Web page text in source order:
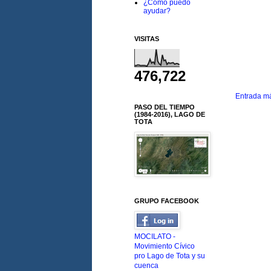
Entrada
¿Cómo puedo
ayudar?
VISITAS
476,722
PASO DEL TIEMPO
(1984-2016), LAGO DE
TOTA
GRUPO FACEBOOK
MOCILATO -
Movimiento Cívico
pro Lago de Tota y su
cuenca